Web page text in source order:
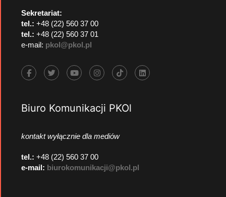
Sekretariat:
tel.: +48 (22) 560 37 00
tel.: +48 (22) 560 37 01
e-mail: pkol@pkol.pl
Biuro Komunikacji PKOl
kontakt wyłącznie dla mediów
tel.: +48 (22) 560 37 00
e-mail: biurokomunikacji@pkol.pl